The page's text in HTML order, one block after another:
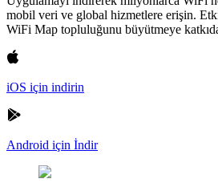
mobil veri ve global hizmetlere erişin.
WiFi Map topluluğunu büyütmeye
iOS için indirin
Android için İndir